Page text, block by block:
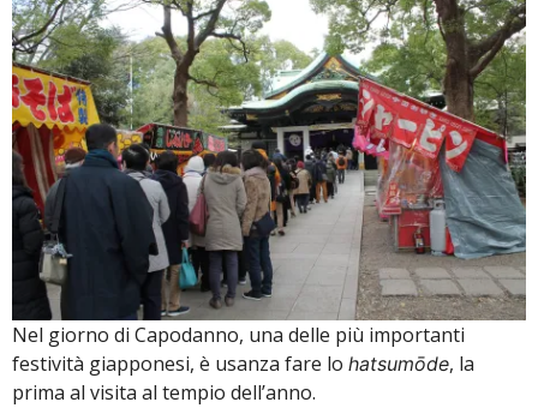
Nel giorno di Capodanno, una delle più importanti
festività giapponesi, è usanza fare lo hatsumōde, la
prima al visita al tempio dell’anno.